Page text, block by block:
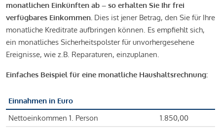
monatlichen Einkünften ab – so erhalten Sie Ihr frei
verfügbares Einkommen. Dies ist jener Betrag, den Sie für Ihre
monatliche Kreditrate aufbringen können. Es empfiehlt sich,
ein monatliches Sicherheitspolster für unvorhergesehene
Ereignisse, wie z.B. Reparaturen, einzuplanen.
Einfaches Beispiel für eine monatliche Haushaltsrechnung:
Einnahmen in Euro
Nettoeinkommen 1. Person
1.850,00